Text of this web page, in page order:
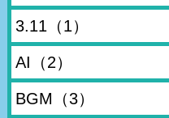
3.11 （1）
AI （2）
BGM （3）